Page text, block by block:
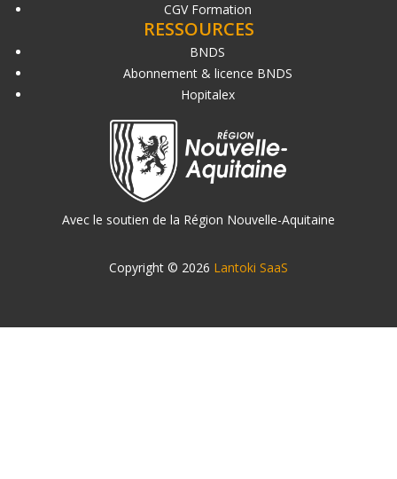
CGV Formation
RESSOURCES
BNDS
Abonnement & licence BNDS
Hopitalex
Avec le soutien de la Région Nouvelle-Aquitaine
Copyright © 2026 Lantoki SaaS